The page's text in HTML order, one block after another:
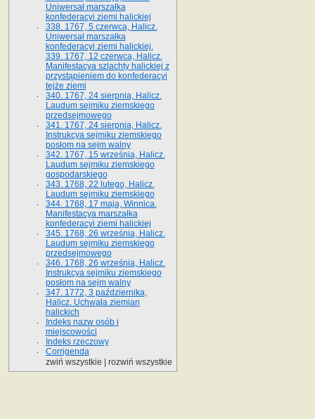
Uniwersał marszałka
konfederacyi ziemi halickiej
338. 1767, 5 czerwca, Halicz.
Uniwersał marszałka
konfederacyi ziemi halickiej.
339. 1767, 12 czerwca, Halicz.
Manifestacya szlachty halickiej z
przystąpieniem do konfederacyi
tejże ziemi
340. 1767, 24 sierpnia, Halicz.
Laudum sejmiku ziemskiego
przedsejmowego
341. 1767, 24 sierpnia, Halicz.
Instrukcya sejmiku ziemskiego
posłom na sejm walny
342. 1767, 15 września, Halicz.
Laudum sejmiku ziemskiego
gospodarskiego
343. 1768, 22 lutego, Halicz.
Laudum sejmiku ziemskiego
344. 1768, 17 maja, Winnica.
Manifestacya marszałka
konfederacyi ziemi halickiej
345. 1768, 26 września, Halicz.
Laudum sejmiku ziemskiego
przedsejmowego
346. 1768, 26 września, Halicz.
Instrukcya sejmiku ziemskiego
posłom na sejm walny
347. 1772, 3 października,
Halicz. Uchwała ziemian
halickich
Indeks nazw osób i
miejscowości
Indeks rzeczowy
Corrigenda
zwiń wszystkie
rozwiń wszystkie